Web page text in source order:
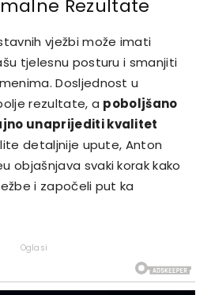
Rezultate
vježbi može imati
tjelesnu posturu i smanjiti
Dosljednost u
rezultate, a poboljšano
unaprijediti kvalitet
detaljnije upute, Anton
objašnjava svaki korak kako
i započeli put ka
Oglasi